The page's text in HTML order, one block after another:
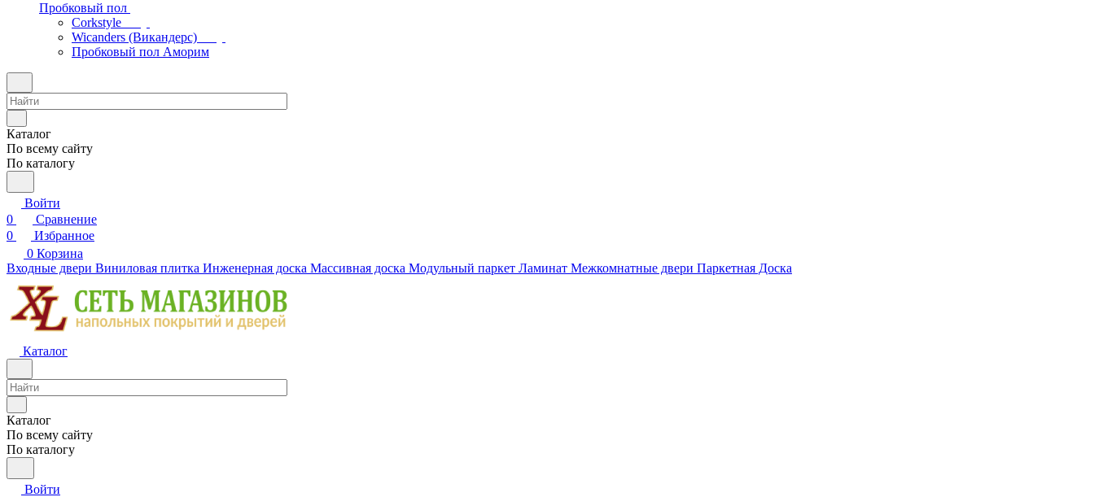
Пробковый пол
Corkstyle
Wicanders (Викандерс)
Пробковый пол Аморим
Каталог
По всему сайту
По каталогу
Войти
0
Сравнение
0
Избранное
0 Корзина
Входные двери Виниловая плитка Инженерная доска Массивная доска Модульный паркет Ламинат Межкомнатные двери Паркетная Доска
Каталог
Каталог
По всему сайту
По каталогу
Войти